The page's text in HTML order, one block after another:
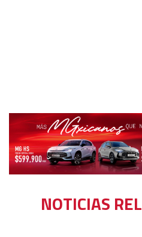
NOTICIAS